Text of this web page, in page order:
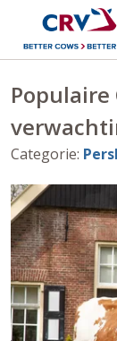
Populaire
Categorie: